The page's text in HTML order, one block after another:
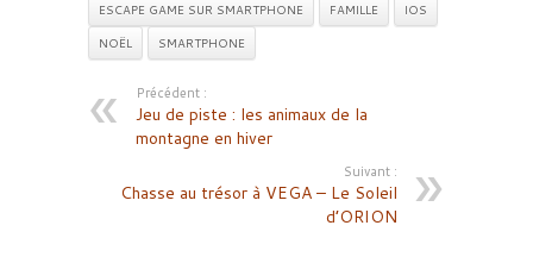
ESCAPE GAME SUR SMARTPHONE FAMILLE
IOS
NOËL
SMARTPHONE
Précédent :
Jeu de piste : les animaux de la
montagne en hiver
Suivant :
Chasse au trésor à VEGA – Le Soleil
d’ORION